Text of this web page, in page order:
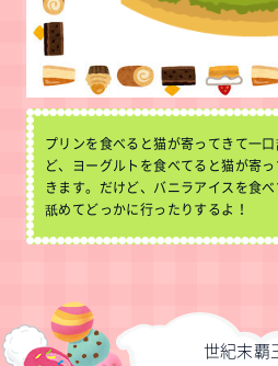
プリンを食べると猫が寄ってきて一
ど、ヨーグルトを食べてると猫が寄
きます。だけど、バニラアイスを食
舐めてどっかに行ったりするよ！
世紀末覇